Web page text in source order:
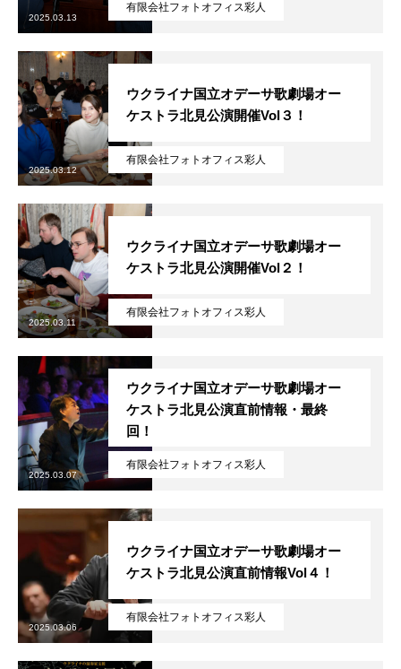
無料で登録したい企業様はこちら
メディア取材受付口はこちら
北海道最強のビジネス課題解決コミュニティ【北海道オ
ンラインアジト】
無料で登録したい企業様はこちら
有限会社フォトオフィス彩人
2025.03.13
有限会社フォトオフィス彩人
ウクライナ国立オデーサ歌劇場オー
ケストラ北見公演開催Vol３！
2025.03.12
有限会社フォトオフィス彩人
ウクライナ国立オデーサ歌劇場オー
ケストラ北見公演開催Vol２！
2025.03.11
有限会社フォトオフィス彩人
ウクライナ国立オデーサ歌劇場オー
ケストラ北見公演直前情報・最終
回！
2025.03.07
有限会社フォトオフィス彩人
ウクライナ国立オデーサ歌劇場オー
ケストラ北見公演直前情報Vol４！
2025.03.06